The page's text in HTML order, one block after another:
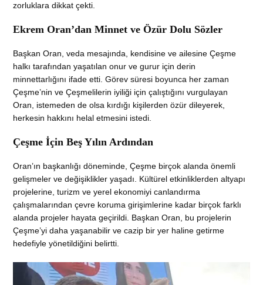
zorluklara dikkat çekti.
Ekrem Oran’dan Minnet ve Özür Dolu Sözler
Başkan Oran, veda mesajında, kendisine ve ailesine Çeşme
halkı tarafından yaşatılan onur ve gurur için derin
minnettarlığını ifade etti. Görev süresi boyunca her zaman
Çeşme’nin ve Çeşmelilerin iyiliği için çalıştığını vurgulayan
Oran, istemeden de olsa kırdığı kişilerden özür dileyerek,
herkesin hakkını helal etmesini istedi.
Çeşme İçin Beş Yılın Ardından
Oran’ın başkanlığı döneminde, Çeşme birçok alanda önemli
gelişmeler ve değişiklikler yaşadı. Kültürel etkinliklerden altyapı
projelerine, turizm ve yerel ekonomiyi canlandırma
çalışmalarından çevre koruma girişimlerine kadar birçok farklı
alanda projeler hayata geçirildi. Başkan Oran, bu projelerin
Çeşme’yi daha yaşanabilir ve cazip bir yer haline getirme
hedefiyle yönetildiğini belirtti.